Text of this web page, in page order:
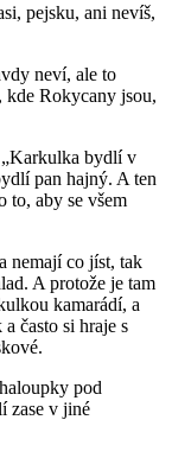
pejsku, ani nevíš,
neví, ale to
kde Rokycany jsou,
bydlí v
pan hajný. A ten
to, aby se všem
nemají co jíst, tak
A protože je tam
kamarádí, a
často si hraje s
pod
zase v jiné